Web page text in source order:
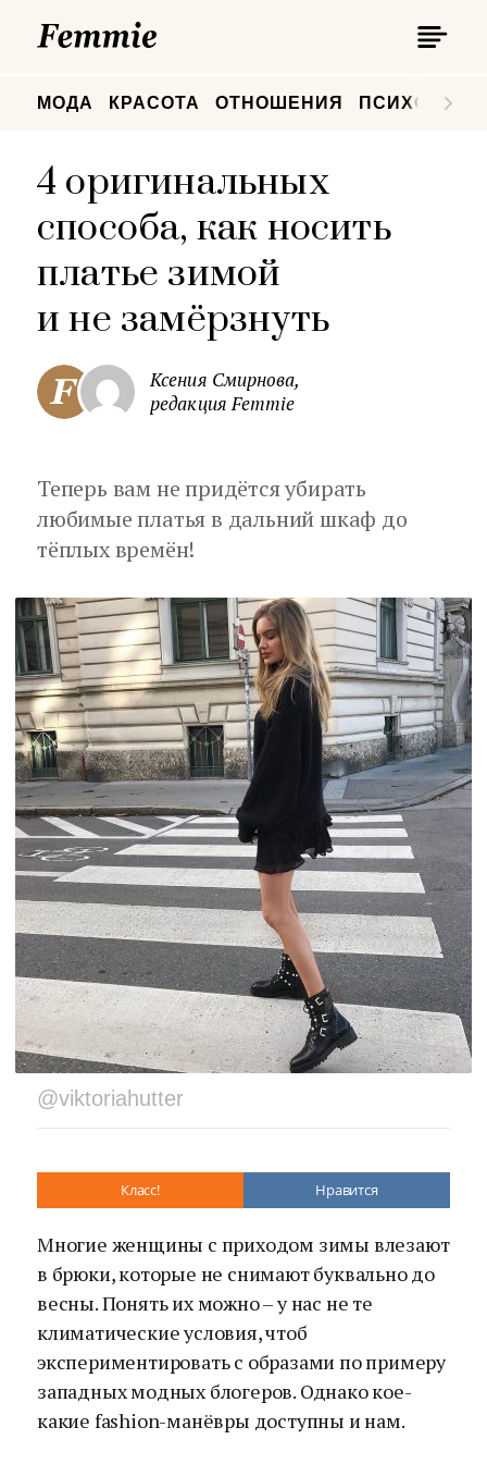
МОДА КРАСОТА ОТНОШЕНИЯ
4 оригинальных
способа, как носить
платье зимой
и не замёрзнуть
Ксения Смирнова,
редакция Femmie
Теперь вам не придётся убирать
любимые платья в дальний шкаф до
тёплых времён!
@viktoriahutter
Класс! Нравится
Многие женщины с приходом зимы влезают
в брюки, которые не снимают буквально до
весны. Понять их можно – у нас не те
климатические условия, чтоб
экспериментировать с образами по примеру
западных модных блогеров. Однако кое-
какие fashion-манёвры доступны и нам.